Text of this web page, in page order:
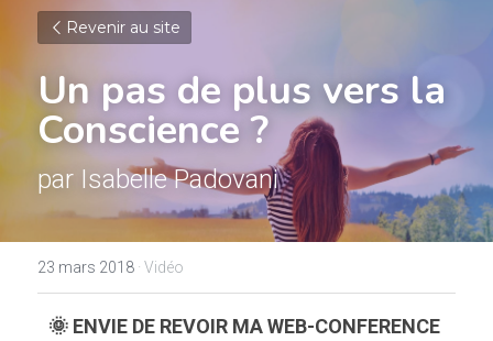
Revenir au site
Un pas de plus vers la
Conscience ?
par Isabelle Padovani
23 mars 2018 · Vidéo
🌞 ENVIE DE REVOIR MA WEB-CONFERENCE